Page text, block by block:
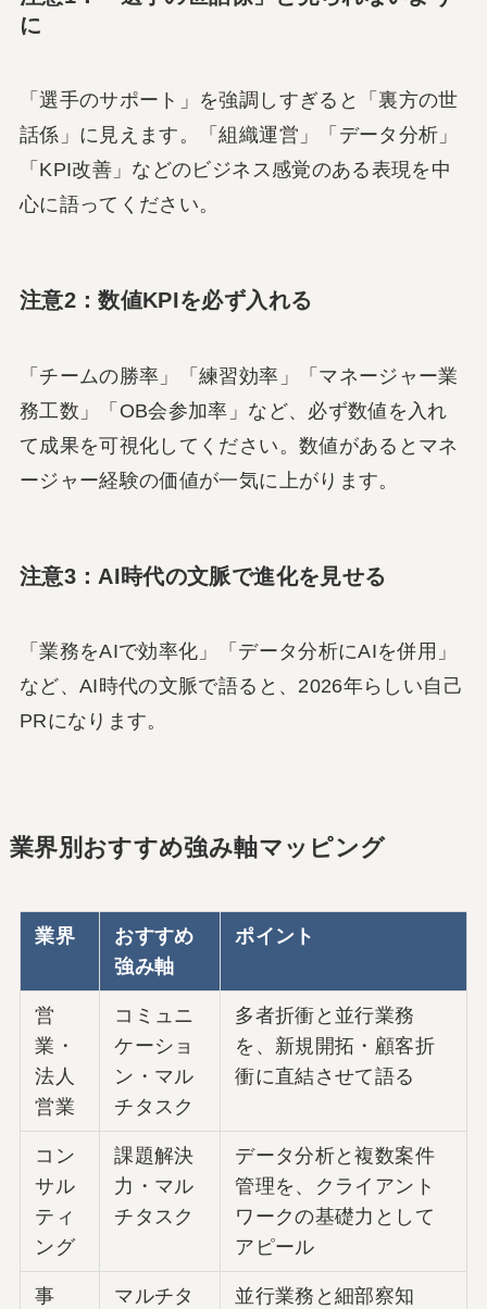
に
「選手のサポート」を強調しすぎると「裏方の世
話係」に見えます。「組織運営」「データ分析」
「KPI改善」などのビジネス感覚のある表現を中
心に語ってください。
注意2：数値KPIを必ず入れる
「チームの勝率」「練習効率」「マネージャー業
務工数」「OB会参加率」など、必ず数値を入れ
て成果を可視化してください。数値があるとマネ
ージャー経験の価値が一気に上がります。
注意3：AI時代の文脈で進化を見せる
「業務をAIで効率化」「データ分析にAIを併用」
など、AI時代の文脈で語ると、2026年らしい自己
PRになります。
業界別おすすめ強み軸マッピング
業界
おすすめ
強み軸
ポイント
営
業・
法人
営業
コミュニ
ケーショ
ン・マル
チタスク
多者折衝と並行業務
を、新規開拓・顧客折
衝に直結させて語る
コン
サル
ティ
ング
課題解決
力・マル
チタスク
データ分析と複数案件
管理を、クライアント
ワークの基礎力として
アピール
事 マルチタ 並行業務と細部察知